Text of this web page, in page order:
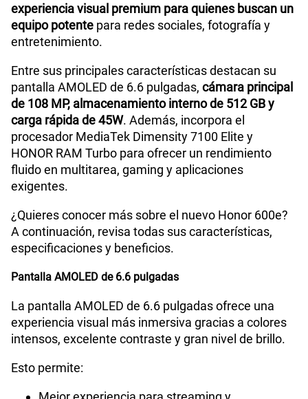
experiencia visual premium para quienes buscan un
equipo potente para redes sociales, fotografía y
entretenimiento.
Entre sus principales características destacan su
pantalla AMOLED de 6.6 pulgadas, cámara principal
de 108 MP, almacenamiento interno de 512 GB y
carga rápida de 45W. Además, incorpora el
procesador MediaTek Dimensity 7100 Elite y
HONOR RAM Turbo para ofrecer un rendimiento
fluido en multitarea, gaming y aplicaciones
exigentes.
¿Quieres conocer más sobre el nuevo Honor 600e?
A continuación, revisa todas sus características,
especificaciones y beneficios.
Pantalla AMOLED de 6.6 pulgadas
La pantalla AMOLED de 6.6 pulgadas ofrece una
experiencia visual más inmersiva gracias a colores
intensos, excelente contraste y gran nivel de brillo.
Esto permite: